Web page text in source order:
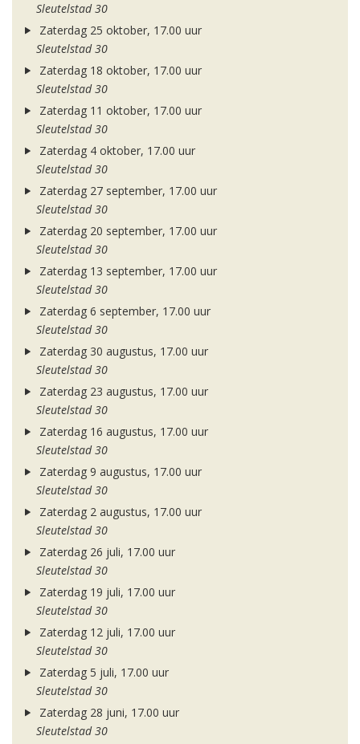
Sleutelstad 30
Zaterdag 25 oktober, 17.00 uur
Sleutelstad 30
Zaterdag 18 oktober, 17.00 uur
Sleutelstad 30
Zaterdag 11 oktober, 17.00 uur
Sleutelstad 30
Zaterdag 4 oktober, 17.00 uur
Sleutelstad 30
Zaterdag 27 september, 17.00 uur
Sleutelstad 30
Zaterdag 20 september, 17.00 uur
Sleutelstad 30
Zaterdag 13 september, 17.00 uur
Sleutelstad 30
Zaterdag 6 september, 17.00 uur
Sleutelstad 30
Zaterdag 30 augustus, 17.00 uur
Sleutelstad 30
Zaterdag 23 augustus, 17.00 uur
Sleutelstad 30
Zaterdag 16 augustus, 17.00 uur
Sleutelstad 30
Zaterdag 9 augustus, 17.00 uur
Sleutelstad 30
Zaterdag 2 augustus, 17.00 uur
Sleutelstad 30
Zaterdag 26 juli, 17.00 uur
Sleutelstad 30
Zaterdag 19 juli, 17.00 uur
Sleutelstad 30
Zaterdag 12 juli, 17.00 uur
Sleutelstad 30
Zaterdag 5 juli, 17.00 uur
Sleutelstad 30
Zaterdag 28 juni, 17.00 uur
Sleutelstad 30